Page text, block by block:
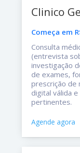
Clinico
Começa em
Consulta
(entrevista
investigação
de exames,
prescrição de
digital válida
pertinentes.
Agende agora